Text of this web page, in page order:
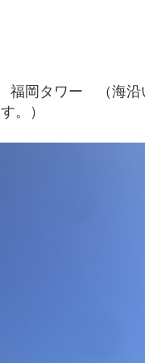
福岡タワー （海沿
す。）